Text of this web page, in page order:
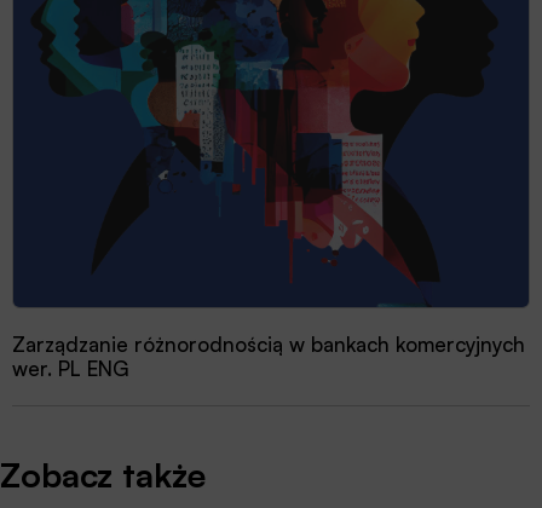
Zarządzanie różnorodnością w bankach komercyjnych
wer. PL ENG
Zobacz także